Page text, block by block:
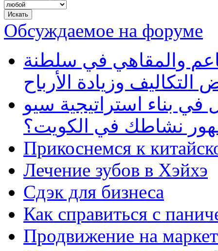
Обсуждаемое на форуме
والمقاهي في سلطنة
وزيادة الأرباح
بناء استراتيجية سيو
نشاطك في الكويت؟
Прикоснемся к
Лечение зубов в Хэйхэ
Сдэк для бизнеса
Как справиться с
Продвижение на